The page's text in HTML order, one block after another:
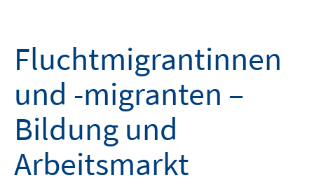
Fluchtmigrantinnen
und -migranten –
Bildung und
Arbeitsmarkt